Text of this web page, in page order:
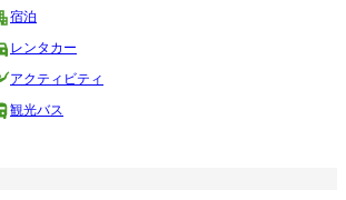
宿泊
レンタカー
アクティビティ
観光バス